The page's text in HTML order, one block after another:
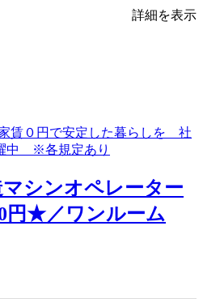
詳細を表示
マシンオペレーター
円★／ワンルーム